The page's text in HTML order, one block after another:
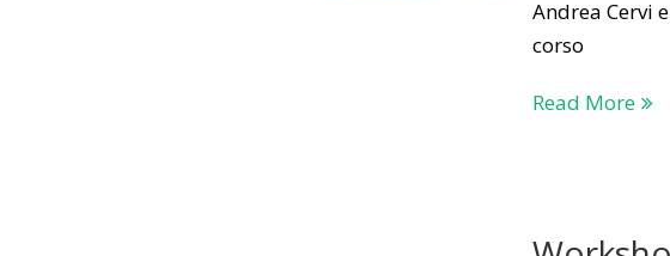
Andrea Cervi
corso
Read More